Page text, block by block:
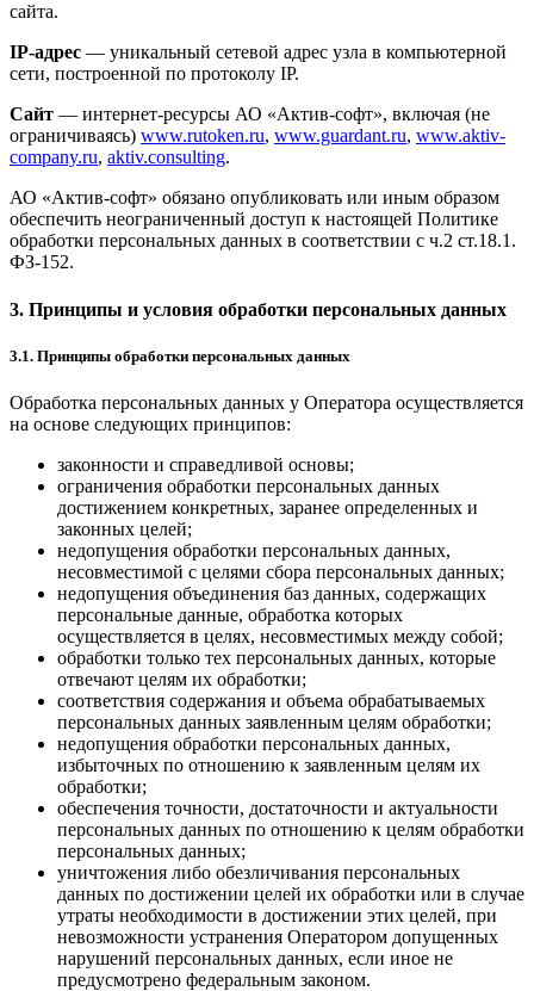
сайта.
IP-адрес — уникальный сетевой адрес узла в компьютерной
сети, построенной по протоколу IP.
Сайт — интернет-ресурсы АО «Актив-софт», включая (не
ограничиваясь) www.rutoken.ru, www.guardant.ru, www.aktiv-
company.ru, aktiv.consulting.
АО «Актив-софт» обязано опубликовать или иным образом
обеспечить неограниченный доступ к настоящей Политике
обработки персональных данных в соответствии с ч.2 ст.18.1.
ФЗ-152.
3. Принципы и условия обработки персональных данных
3.1. Принципы обработки персональных данных
Обработка персональных данных у Оператора осуществляется
на основе следующих принципов:
законности и справедливой основы;
ограничения обработки персональных данных
достижением конкретных, заранее определенных и
законных целей;
недопущения обработки персональных данных,
несовместимой с целями сбора персональных данных;
недопущения объединения баз данных, содержащих
персональные данные, обработка которых
осуществляется в целях, несовместимых между собой;
обработки только тех персональных данных, которые
отвечают целям их обработки;
соответствия содержания и объема обрабатываемых
персональных данных заявленным целям обработки;
недопущения обработки персональных данных,
избыточных по отношению к заявленным целям их
обработки;
обеспечения точности, достаточности и актуальности
персональных данных по отношению к целям обработки
персональных данных;
уничтожения либо обезличивания персональных
данных по достижении целей их обработки или в случае
утраты необходимости в достижении этих целей, при
невозможности устранения Оператором допущенных
нарушений персональных данных, если иное не
предусмотрено федеральным законом.